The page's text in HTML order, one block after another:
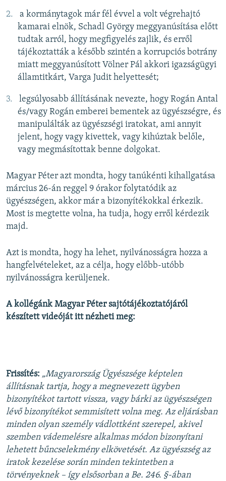
a kormánytagok már fél évvel a volt végrehajtó
kamarai elnök, Schadl György meggyanúsítása előtt
tudtak arról, hogy megfigyelés zajlik, és erről
tájékoztatták a később szintén a korrupciós botrány
miatt meggyanúsított Völner Pál akkori igazságügyi
államtitkárt, Varga Judit helyettesét;
legsúlyosabb állításának nevezte, hogy Rogán Antal
és/vagy Rogán emberei bementek az ügyészségre, és
manipulálták az ügyészségi iratokat, ami annyit
jelent, hogy vagy kivettek, vagy kihúztak belőle,
vagy megmásítottak benne dolgokat.
Magyar Péter azt mondta, hogy tanúkénti kihallgatása
március 26-án reggel 9 órakor folytatódik az
ügyészségen, akkor már a bizonyítékokkal érkezik.
Most is megtette volna, ha tudja, hogy erről kérdezik
majd.
Azt is mondta, hogy ha lehet, nyilvánosságra hozza a
hangfelvételeket, az a célja, hogy előbb-utóbb
nyilvánosságra kerüljenek.
A kollégánk Magyar Péter sajtótájékoztatójáról
készített videóját itt nézheti meg:
Frissítés: „Magyarország Ügyészsége képtelen
állításnak tartja, hogy a megnevezett ügyben
bizonyítékot tartott vissza, vagy bárki az ügyészségen
lévő bizonyítékot semmisített volna meg. Az eljárásban
minden olyan személy vádlottként szerepel, akivel
szemben vádemelésre alkalmas módon bizonyítani
lehetett bűncselekmény elkövetését. Az ügyészség az
iratok kezelése során minden tekintetben a
törvényeknek – így elsősorban a Be. 246. §-ában